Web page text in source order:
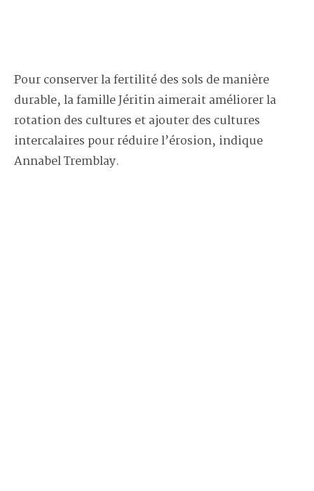
Pour conserver la fertilité des sols de manière
durable, la famille Jéritin aimerait améliorer la
rotation des cultures et ajouter des cultures
intercalaires pour réduire l’érosion, indique
Annabel Tremblay.